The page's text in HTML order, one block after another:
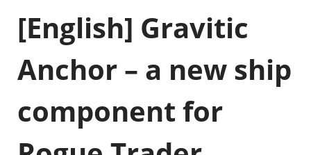
[English] Gravitic
Anchor – a new ship
component for